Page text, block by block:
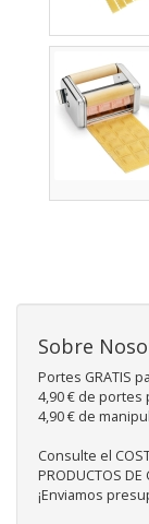
Sobre
Portes GRATIS
4,90 € de portes
4,90 € de
Consulte el
PRODUCTOS DE
¡Enviamos